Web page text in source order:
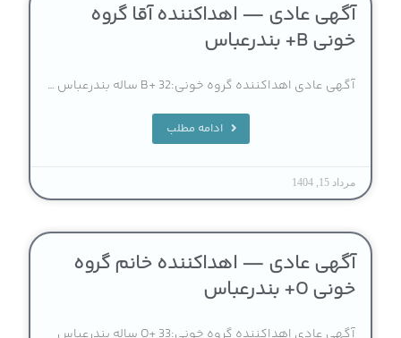
آگهی عادی — اهداکننده آقا گروه
خونی B+ بندرعباس
آگهی عادی اهداکننده گروه خونی:B+ 32 ساله بندرعباس …
ادامه مطلب
مرداد 15, 1404
آگهی عادی — اهداکننده خانم گروه
خونی O+ بندرعباس